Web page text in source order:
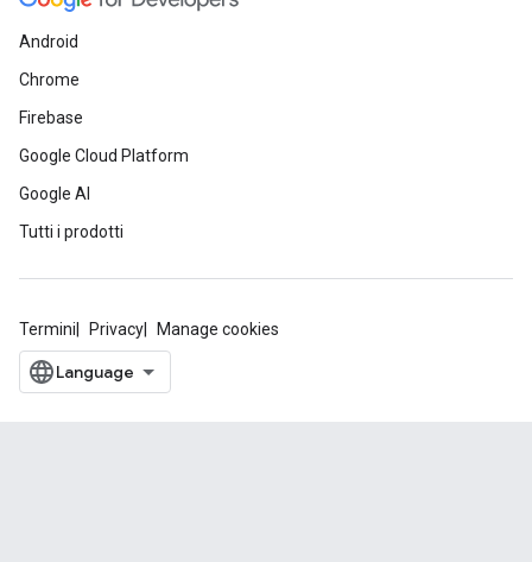
Android
Chrome
Firebase
Google Cloud Platform
Google AI
Tutti i prodotti
Termini Privacy Manage cookies